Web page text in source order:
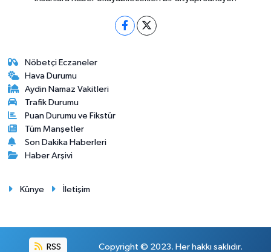
Nöbetçi Eczaneler
Hava Durumu
Aydin Namaz Vakitleri
Trafik Durumu
Puan Durumu ve Fikstür
Tüm Manşetler
Son Dakika Haberleri
Haber Arşivi
Künye İletişim
RSS Copyright © 2023. Her hakkı saklıdır.